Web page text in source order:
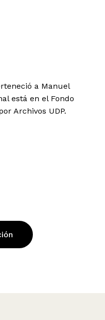
a Manuel
está en el Fondo
Archivos UDP.